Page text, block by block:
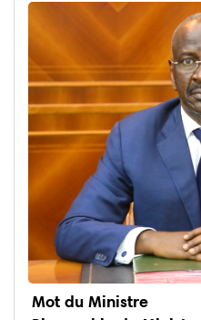
Mot du Ministre